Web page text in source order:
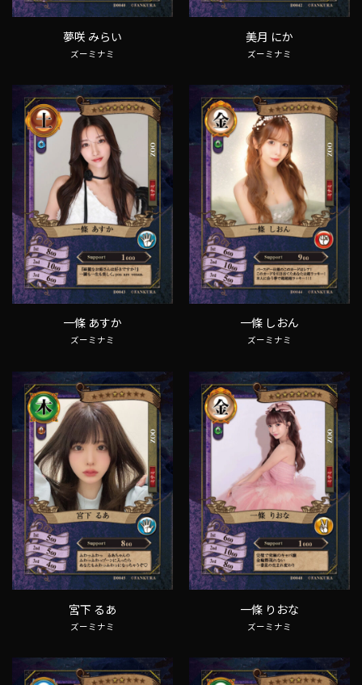
夢咲 みらい
ズーミナミ
美月 にか
ズーミナミ
一條 あすか
ズーミナミ
一條 しおん
ズーミナミ
宮下 るあ
ズーミナミ
一條 りおな
ズーミナミ